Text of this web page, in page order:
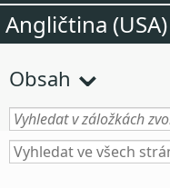
Angličtina (USA)
Obsah